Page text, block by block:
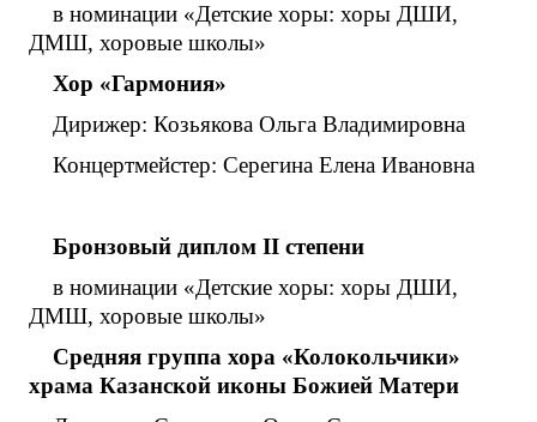
в номинации «Детские хоры: хоры ДШИ,
ДМШ, хоровые школы»
Хор «Гармония»
Дирижер: Козьякова Ольга Владимировна
Концертмейстер: Серегина Елена Ивановна
Бронзовый диплом II степени
в номинации «Детские хоры: хоры ДШИ,
ДМШ, хоровые школы»
Средняя группа хора «Колокольчики»
храма Казанской иконы Божией Матери